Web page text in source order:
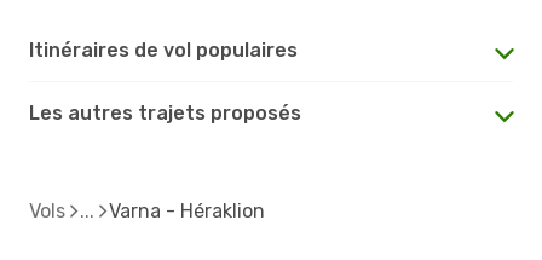
Itinéraires de vol populaires
Les autres trajets proposés
Vols Varna - Héraklion